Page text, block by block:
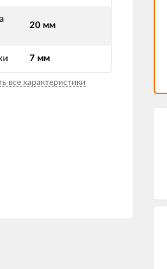
20 мм
7 мм
все характеристики